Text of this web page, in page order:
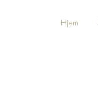
Hjem